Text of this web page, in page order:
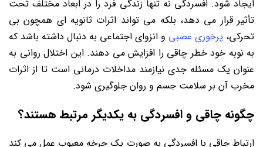
ایجاد شود. افسردگی نه تنها زندگی فرد را در ابعاد مختلف تحت
تأثیر قرار می دهد، بلکه می تواند اثرات ثانویه ای همچون بی
تحرکی، پرخوری عصبی و انزوای اجتماعی به دنبال داشته باشد که
به نوبه خود خطر چاقی را افزایش می دهند. این اختلال روانی به
عنوان یک مسئله جدی نیازمند مداخلات درمانی است تا از اثرات
مخرب آن بر سلامت جسم و روان جلوگیری شود.
چگونه چاقی و افسردگی به یکدیگر مرتبط هستند؟
ارتباط چاقی با افسردگی به صورت یک چرخه معیوب عمل می کند